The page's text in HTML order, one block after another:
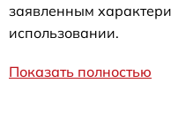
заявленным
использовании.
Показать полностью